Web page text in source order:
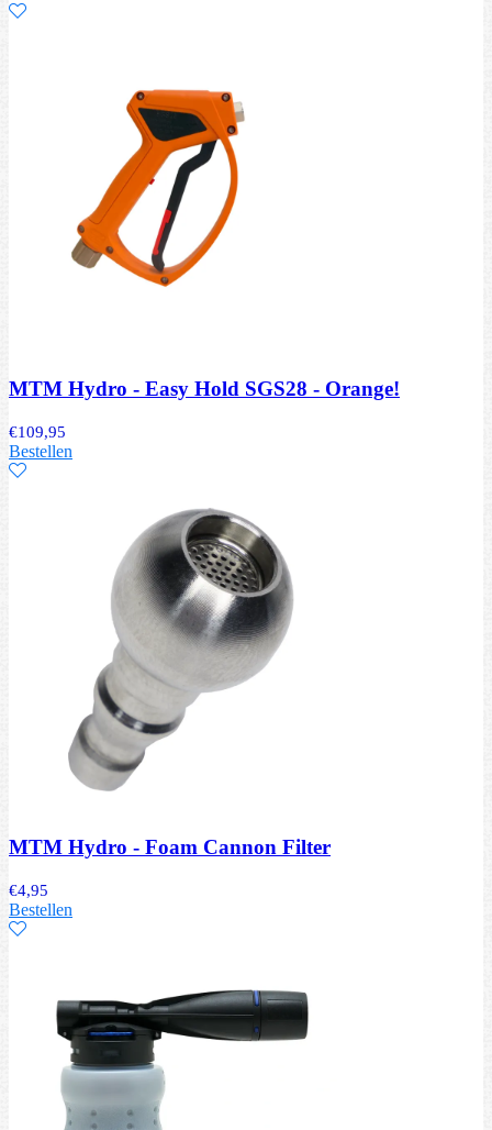
MTM Hydro - Easy Hold SGS28 - Orange!
€109,95
Bestellen
MTM Hydro - Foam Cannon Filter
€4,95
Bestellen